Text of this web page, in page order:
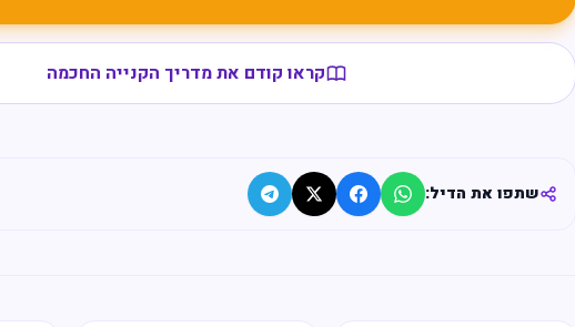
קראו קודם את מדריך הקנייה החכמה
שתפו את הדיל: